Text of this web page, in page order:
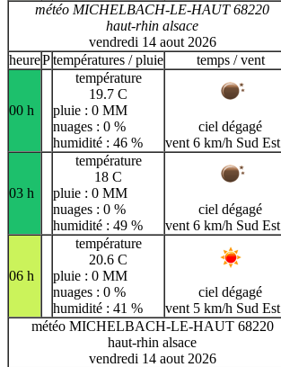
météo MICHELBACH-LE-HAUT 68220
haut-rhin alsace
vendredi 14 aout 2026
heurePtempératures / pluie temps / vent
00 h
température
19.7 C
pluie : 0 MM
nuages : 0 %
humidité : 46 %
ciel dégagé
vent 6 km/h Sud Est
03 h
température
18 C
pluie : 0 MM
nuages : 0 %
humidité : 49 %
ciel dégagé
vent 6 km/h Sud Est
06 h
température
20.6 C
pluie : 0 MM
nuages : 0 %
humidité : 41 %
ciel dégagé
vent 5 km/h Sud Est
météo MICHELBACH-LE-HAUT 68220
haut-rhin alsace
vendredi 14 aout 2026